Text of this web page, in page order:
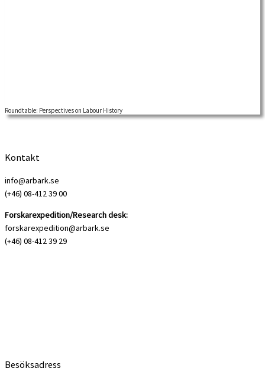
Welcome to a NLHN roundtable (digital) on different perspectives on labour
Roundtable: Perspectives on Labour History
Kontakt
info@arbark.se
(+46) 08-412 39 00
Forskarexpedition/Research desk:
forskarexpedition@arbark.se
(+46) 08-412 39 29
Besöksadress